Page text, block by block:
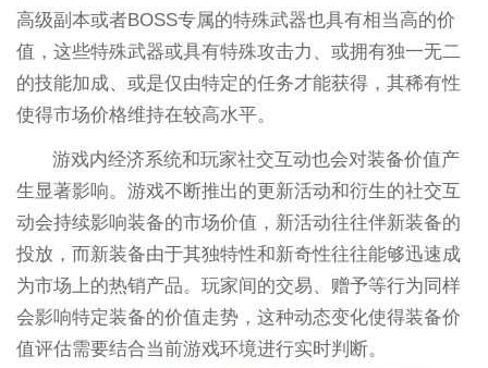
高级副本或者BOSS专属的特殊武器也具有相当高的价
值，这些特殊武器或具有特殊攻击力、或拥有独一无二
的技能加成、或是仅由特定的任务才能获得，其稀有性
使得市场价格维持在较高水平。
游戏内经济系统和玩家社交互动也会对装备价值产
生显著影响。游戏不断推出的更新活动和衍生的社交互
动会持续影响装备的市场价值，新活动往往伴新装备的
投放，而新装备由于其独特性和新奇性往往能够迅速成
为市场上的热销产品。玩家间的交易、赠予等行为同样
会影响特定装备的价值走势，这种动态变化使得装备价
值评估需要结合当前游戏环境进行实时判断。